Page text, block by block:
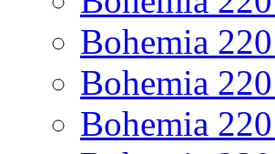
Bohemia
Bohemia
Bohemia